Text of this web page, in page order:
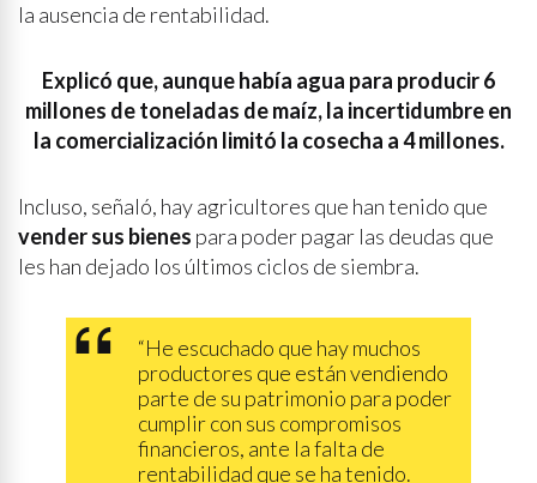
la ausencia de rentabilidad.
Explicó que, aunque había agua para producir 6
millones de toneladas de maíz, la incertidumbre en
la comercialización limitó la cosecha a 4 millones.
Incluso, señaló, hay agricultores que han tenido que
vender sus bienes para poder pagar las deudas que
les han dejado los últimos ciclos de siembra.
“He escuchado que hay muchos
productores que están vendiendo
parte de su patrimonio para poder
cumplir con sus compromisos
financieros, ante la falta de
rentabilidad que se ha tenido.